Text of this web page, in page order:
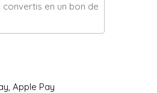
en un bon de
Apple Pay